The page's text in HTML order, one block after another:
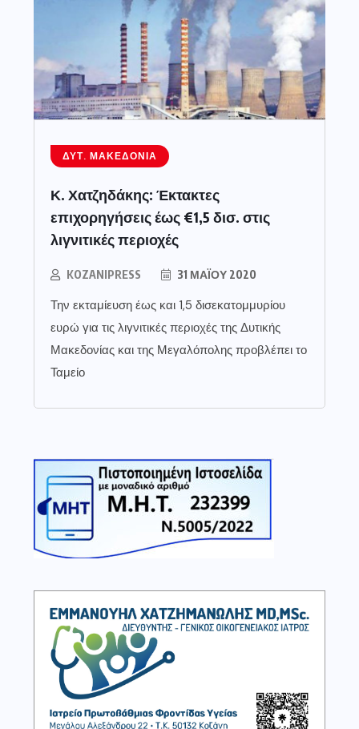
ΔΥΤ. ΜΑΚΕΔΟΝΊΑ
Κ. Χατζηδάκης: Έκτακτες
επιχορηγήσεις έως €1,5 δισ. στις
λιγνιτικές περιοχές
KOZANIPRESS 31 ΜΑΪ́ΟΥ 2020
Την εκταμίευση έως και 1,5 δισεκατομμυρίου
ευρώ για τις λιγνιτικές περιοχές της Δυτικής
Μακεδονίας και της Μεγαλόπολης προβλέπει το
Ταμείο